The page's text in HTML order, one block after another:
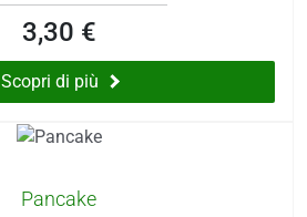
3,30 €
Scopri di più
Pancake